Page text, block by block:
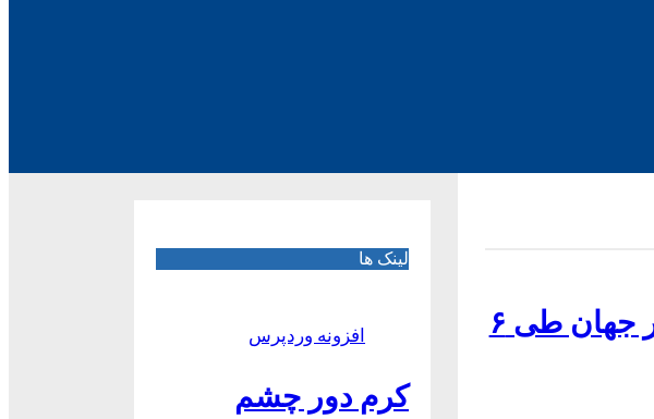
شانگهای در رتبه اول ۲۰ بندر برتر جهان طی ۶
لینک ها
افزونه وردپرس
کرم دور چشم